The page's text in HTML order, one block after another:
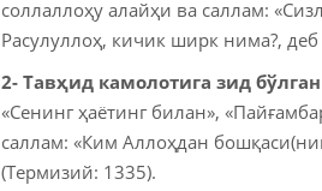
соллаллоҳу алайҳи ва саллам:
Расулуллоҳ, кичик ширк нима?,
2- Тавҳид камолотига зид
«Сенинг ҳаётинг билан»,
саллам: «Ким Аллоҳдан
(Термизий: 1335).